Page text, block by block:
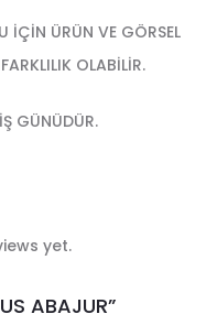
İÇİN ÜRÜN VE GÖRSEL
OLABİLİR.
GÜNÜDÜR.
yet.
ABAJUR”